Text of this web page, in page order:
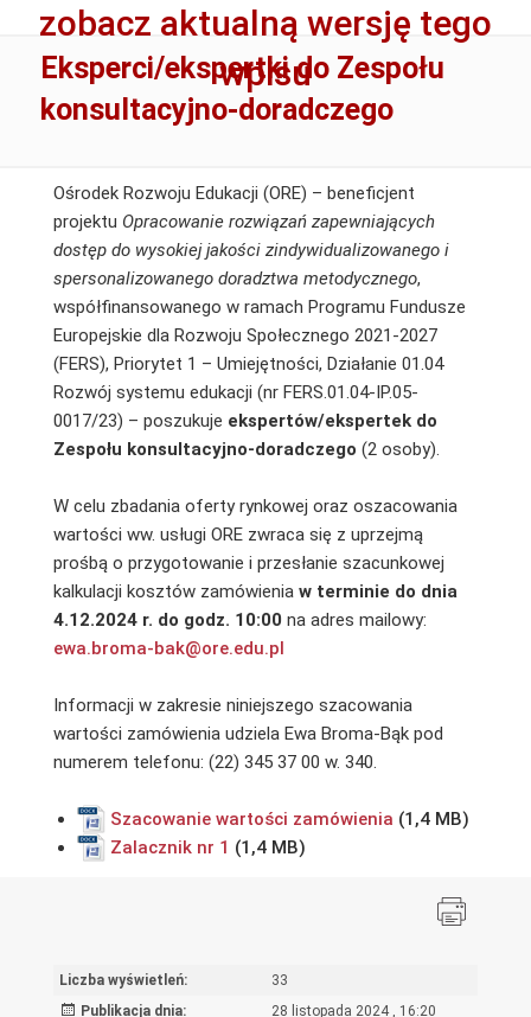
zobacz aktualną wersję tego
wpisu
Eksperci/ekspertki do Zespołu
konsultacyjno-doradczego
Ośrodek Rozwoju Edukacji (ORE) – beneficjent
projektu Opracowanie rozwiązań zapewniających
dostęp do wysokiej jakości zindywidualizowanego i
spersonalizowanego doradztwa metodycznego,
współfinansowanego w ramach Programu Fundusze
Europejskie dla Rozwoju Społecznego 2021-2027
(FERS), Priorytet 1 – Umiejętności, Działanie 01.04
Rozwój systemu edukacji (nr FERS.01.04-IP.05-
0017/23) – poszukuje ekspertów/ekspertek do
Zespołu konsultacyjno-doradczego (2 osoby).
W celu zbadania oferty rynkowej oraz oszacowania
wartości ww. usługi ORE zwraca się z uprzejmą
prośbą o przygotowanie i przesłanie szacunkowej
kalkulacji kosztów zamówieniaw terminie do dnia
4.12.2024 r. do godz. 10:00 na adres mailowy:
ewa.broma-bak@ore.edu.pl
Informacji w zakresie niniejszego szacowania
wartości zamówienia udziela Ewa Broma-Bąk pod
numerem telefonu: (22) 345 37 00 w. 340.
Szacowanie wartości zamówienia
Zalacznik nr 1
Liczba wyświetleń:
33
Publikacja dnia:
28 listopada 2024 , 16:20